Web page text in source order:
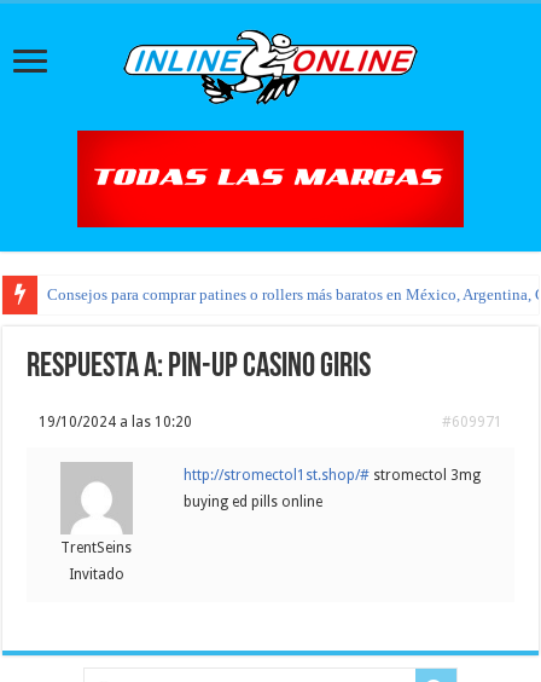
Consejos para comprar patines o rollers más baratos en México, Argentina,
Respuesta a: pin-up casino giris
19/10/2024 a las 10:20 #609971
TrentSeins
Invitado
http://stromectol1st.shop/# stromectol 3mg
buying ed pills online